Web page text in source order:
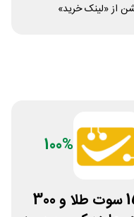
از «لینک خرید»
100%
15 سوت طلا و 300